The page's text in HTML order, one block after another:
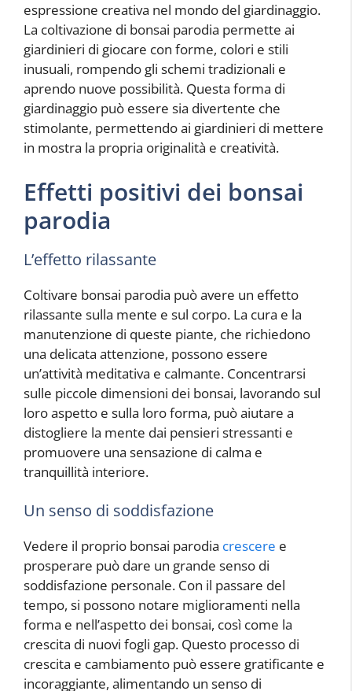
espressione creativa nel mondo del giardinaggio.
La coltivazione di bonsai parodia permette ai
giardinieri di giocare con forme, colori e stili
inusuali, rompendo gli schemi tradizionali e
aprendo nuove possibilità. Questa forma di
giardinaggio può essere sia divertente che
stimolante, permettendo ai giardinieri di mettere
in mostra la propria originalità e creatività.
Effetti positivi dei bonsai
parodia
L’effetto rilassante
Coltivare bonsai parodia può avere un effetto
rilassante sulla mente e sul corpo. La cura e la
manutenzione di queste piante, che richiedono
una delicata attenzione, possono essere
un’attività meditativa e calmante. Concentrarsi
sulle piccole dimensioni dei bonsai, lavorando sul
loro aspetto e sulla loro forma, può aiutare a
distogliere la mente dai pensieri stressanti e
promuovere una sensazione di calma e
tranquillità interiore.
Un senso di soddisfazione
Vedere il proprio bonsai parodia crescere e
prosperare può dare un grande senso di
soddisfazione personale. Con il passare del
tempo, si possono notare miglioramenti nella
forma e nell’aspetto dei bonsai, così come la
crescita di nuovi fogli gap. Questo processo di
crescita e cambiamento può essere gratificante e
incoraggiante, alimentando un senso di